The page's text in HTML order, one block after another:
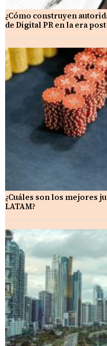
¿Cómo construyen
de Digital PR en la era
¿Cuáles son los mejores
LATAM?